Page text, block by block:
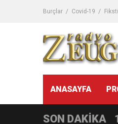
Burçlar Covid-19
ANASAYFA
SON DAKİKA